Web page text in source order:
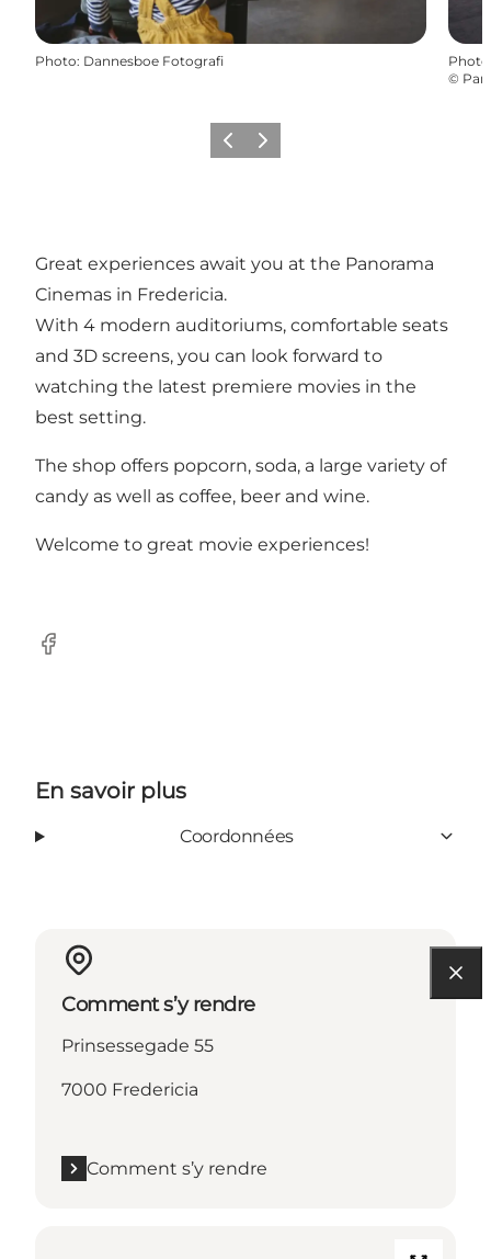
Photo: Dannesboe Fotografi Photo
©
PrécédentSuivant
Great experiences await you at the Panorama
Cinemas in Fredericia.
With 4 modern auditoriums, comfortable seats
and 3D screens, you can look forward to
watching the latest premiere movies in the
best setting.
The shop offers popcorn, soda, a large variety of
candy as well as coffee, beer and wine.
Welcome to great movie experiences!
Facebook
En savoir plus
Coordonnées
Comment s’y rendre
Prinsessegade 55
7000 Fredericia
Comment s’y rendre